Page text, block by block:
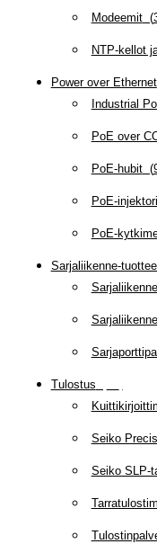
Modeemit(
NTP-kellot
Power over Ethernet
Industrial
PoE over
PoE-hubit(
PoE-
PoE-
Sarjaliikenne-
Tulostus
Seiko
Seiko SLP-